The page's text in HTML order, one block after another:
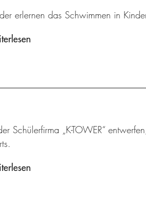
erlernen das Schwimmen in
Schülerfirma „K-TOWER“